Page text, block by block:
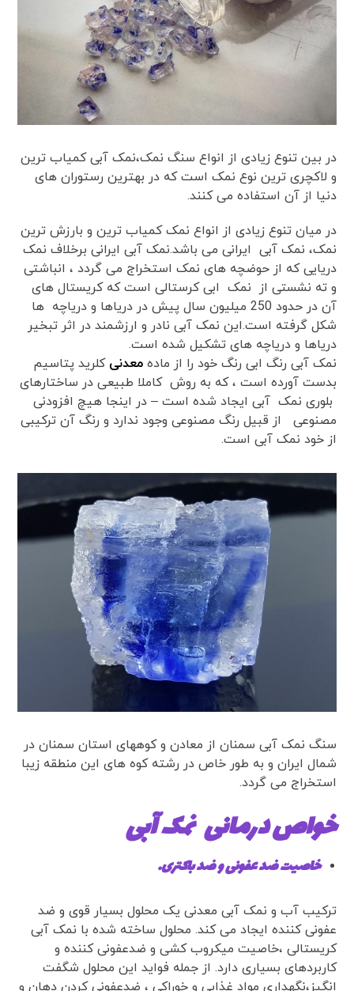
در بین تنوع زیادی از انواع سنگ نمک،نمک آبی کمیاب ترین
و لاکچری ترین نوع نمک است که در بهترین رستوران های
دنیا از آن استفاده می کنند.
در میان تنوع زیادی از انواع نمک کمیاب ترین و بارزش ترین
نمک، نمک آبی ایرانی می باشد.نمک آبی ایرانی برخلاف نمک
دریایی که از حوضچه های نمک استخراج می گردد ، انباشتی
و ته نشستی از نمک ابی کرستالی است که کریستال های
آن در حدود 250 میلیون سال پیش در دریاها و دریاچه ها
شکل گرفته است.این نمک آبی نادر و ارزشمند در اثر تبخیر
دریاها و دریاچه های تشکیل شده است.
نمک آبی رنگ ابی رنگ خود را از ماده معدنی کلرید پتاسیم
بدست آورده است ، که به روش کاملا طبیعی در ساختارهای
بلوری نمک آبی ایجاد شده است – در اینجا هیچ افزودنی
مصنوعی از قبیل رنگ مصنوعی وجود ندارد و رنگ آن ترکیبی
از خود نمک آبی است.
سنگ نمک آبی سمنان از معادن و کوههای استان سمنان در
شمال ایران و به طور خاص در رشته کوه های این منطقه زیبا
استخراج می گردد.
خواص درمانی نمک آبی
خاصیت ضد عفونی و ضد باکتری.
ترکیب آب و نمک آبی معدنی یک محلول بسیار قوی و ضد
عفونی کننده ایجاد می کند. محلول ساخته شده با نمک آبی
کریستالی ،خاصیت میکروب کشی و ضدعفونی کننده و
کاربرد‌های بسیاری دارد. از جمله فواید این محلول شگفت
انگیز،نگهداری مواد غذایی و خوراکی ، ضدعفونی کردن دهان و